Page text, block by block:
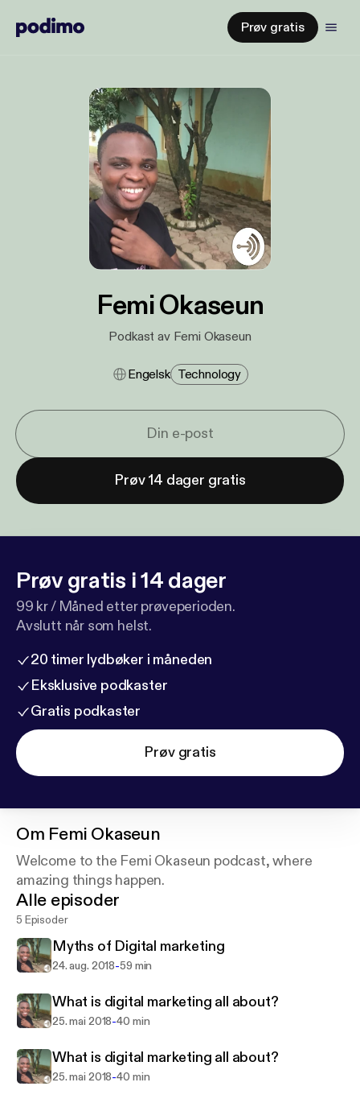
Prøv gratis
Femi Okaseun
Podkast av Femi Okaseun
Engelsk Technology
Prøv 14 dager gratis
Prøv gratis i 14 dager
99 kr / Måned etter prøveperioden.
Avslutt når som helst.
20 timer lydbøker i måneden
Eksklusive podkaster
Gratis podkaster
Prøv gratis
Om Femi Okaseun
Welcome to the Femi Okaseun podcast, where
amazing things happen.
Alle episoder
5 Episoder
Myths of Digital marketing
24. aug. 2018-59 min
What is digital marketing all about?
25. mai 2018-40 min
What is digital marketing all about?
25. mai 2018-40 min